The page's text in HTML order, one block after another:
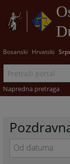
Bosanski Hrvatski
Napredna pretraga